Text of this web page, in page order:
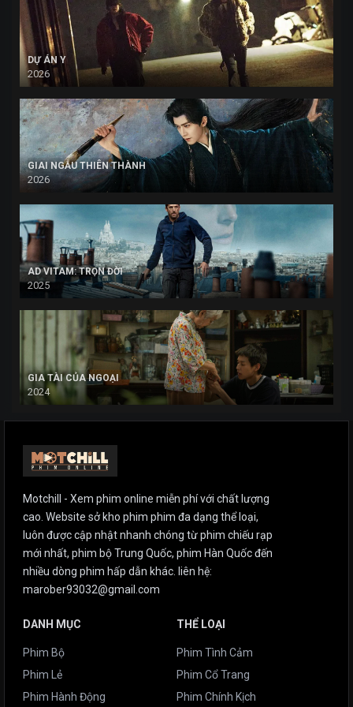
DỰ ÁN Y
2026
GIAI NGẪU THIÊN THÀNH
2026
AD VITAM: TRỌN ĐỜI
2025
GIA TÀI CỦA NGOẠI
2024
Motchill - Xem phim online miễn phí với chất lượng
cao. Website sở kho phim phim đa dạng thể loại,
luôn được cập nhật nhanh chóng từ phim chiếu rạp
mới nhất, phim bộ Trung Quốc, phim Hàn Quốc đến
nhiều dòng phim hấp dẫn khác. liên hệ:
marober93032@gmail.com
DANH MỤC
Phim Bộ
Phim Lẻ
Phim Hành Động
THỂ LOẠI
Phim Tình Cảm
Phim Cổ Trang
Phim Chính Kịch